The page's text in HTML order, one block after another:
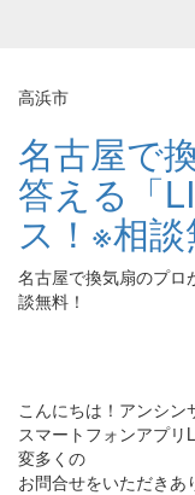
高浜市
名古屋で
答える「
ス！※相談
名古屋で換気扇のプロ
談無料！
こんにちは！アンシン
スマートフォンアプ
変多くの
お問合せをいただきあ